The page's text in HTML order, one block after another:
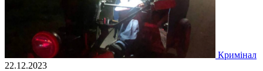
Кримінал
22.12.2023